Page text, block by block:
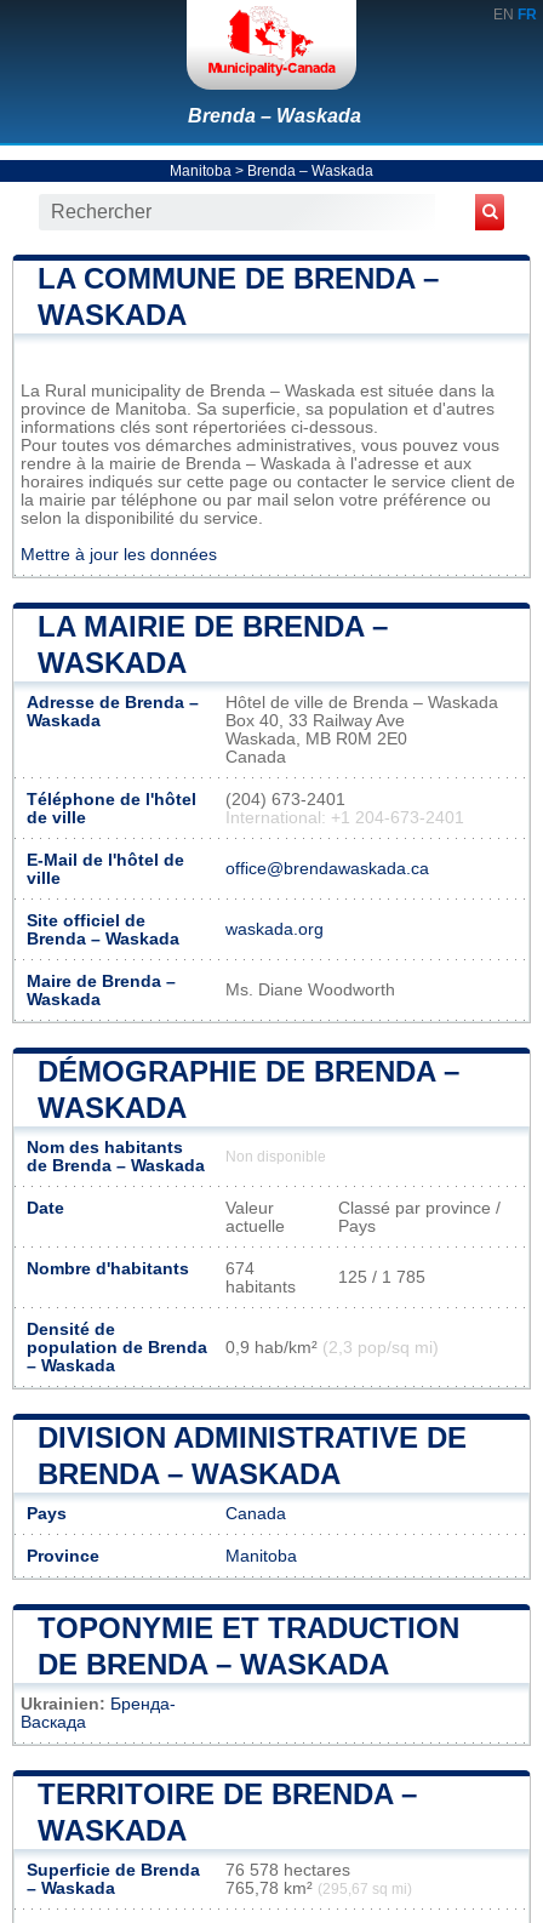
EN FR
Brenda – Waskada
Manitoba > Brenda – Waskada
LA COMMUNE DE BRENDA –
WASKADA
La Rural municipality de Brenda – Waskada est située dans la
province de Manitoba. Sa superficie, sa population et d'autres
informations clés sont répertoriées ci-dessous.
Pour toutes vos démarches administratives, vous pouvez vous
rendre à la mairie de Brenda – Waskada à l'adresse et aux
horaires indiqués sur cette page ou contacter le service client de
la mairie par téléphone ou par mail selon votre préférence ou
selon la disponibilité du service.
Mettre à jour les données
LA MAIRIE DE BRENDA –
WASKADA
Adresse de Brenda –
Waskada
Hôtel de ville de Brenda – Waskada
Box 40, 33 Railway Ave
Waskada, MB R0M 2E0
Canada
Téléphone de l'hôtel
de ville
(204) 673-2401
International: +1 204-673-2401
E-Mail de l'hôtel de
ville
office@brendawaskada.ca
Site officiel de
Brenda – Waskada
waskada.org
Maire de Brenda –
Waskada
Ms. Diane Woodworth
DÉMOGRAPHIE DE BRENDA –
WASKADA
Nom des habitants
de Brenda – Waskada
Non disponible
Date
Valeur
actuelle
Classé par province /
Pays
Nombre d'habitants
674
habitants
125 / 1 785
Densité de
population de Brenda
– Waskada
0,9 hab/km² (2,3 pop/sq mi)
DIVISION ADMINISTRATIVE DE
BRENDA – WASKADA
Pays Canada
Province Manitoba
TOPONYMIE ET TRADUCTION
DE BRENDA – WASKADA
Ukrainien: Бренда-
Васкада
TERRITOIRE DE BRENDA –
WASKADA
Superficie de Brenda
– Waskada
76 578 hectares
765,78 km² (295,67 sq mi)